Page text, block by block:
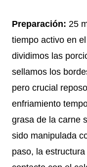
Preparación: 25
tiempo activo en
dividimos las
sellamos los
pero crucial
enfriamiento
grasa de la carne
sido manipulada
paso, la